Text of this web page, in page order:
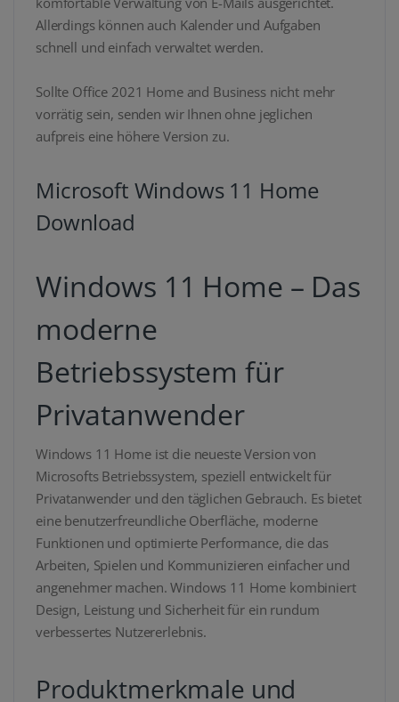
Allerdings können auch Kalender und Aufgaben
schnell und einfach verwaltet werden.
Sollte Office 2021 Home and Business nicht mehr
vorrätig sein, senden wir Ihnen ohne jeglichen
aufpreis eine höhere Version zu.
Microsoft Windows 11 Home
Download
Windows 11 Home – Das
moderne
Betriebssystem für
Privatanwender
Windows 11 Home ist die neueste Version von
Microsofts Betriebssystem, speziell entwickelt für
Privatanwender und den täglichen Gebrauch. Es bietet
eine benutzerfreundliche Oberfläche, moderne
Funktionen und optimierte Performance, die das
Arbeiten, Spielen und Kommunizieren einfacher und
angenehmer machen. Windows 11 Home kombiniert
Design, Leistung und Sicherheit für ein rundum
verbessertes Nutzererlebnis.
Produktmerkmale und